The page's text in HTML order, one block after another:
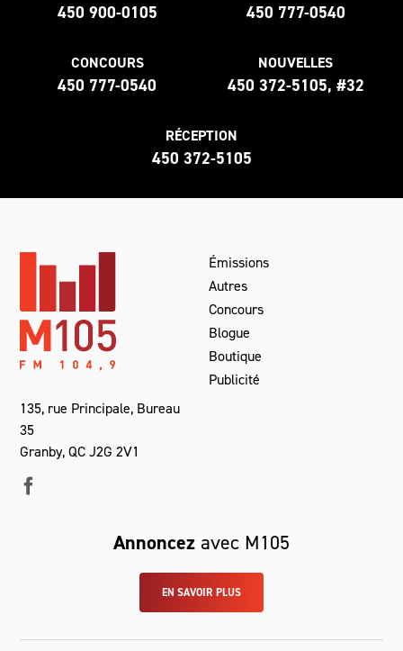
450 900-0105 450 777-0540
CONCOURS
450 777-0540
NOUVELLES
450 372-5105, #32
RÉCEPTION
450 372-5105
135, rue Principale, Bureau
35
Granby, QC J2G 2V1
Émissions
Autres
Concours
Blogue
Boutique
Publicité
Annoncez avec M105
EN SAVOIR PLUS